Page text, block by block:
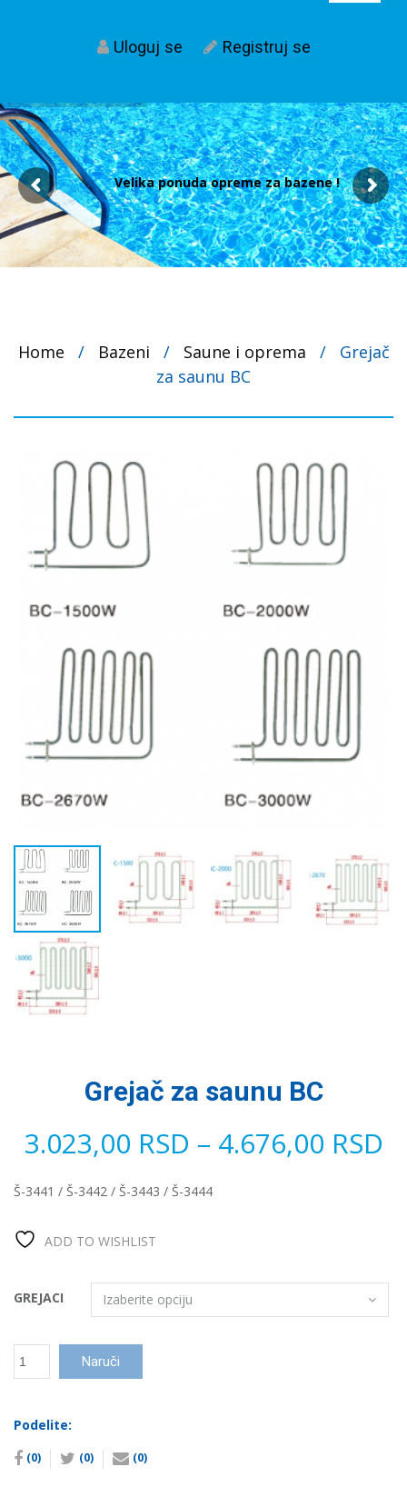
Uloguj se Registruj se
Velika ponuda opreme za bazene !
Home / Bazeni / Saune i oprema /
Grejač
za saunu BC
Grejač za saunu BC
3.023,00 RSD – 4.676,00 RSD
Š-3441 / Š-3442 / Š-3443 / Š-3444
ADD TO WISHLIST
GREJACI
Grejač
количина
Naruči
Podelite:
(0) (0) (0)